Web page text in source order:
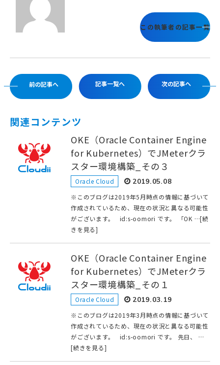
この執筆者の記事一覧
前の記事へ 記事一覧へ 次の記事へ
関連コンテンツ
OKE（Oracle Container Engine
for Kubernetes）でJMeterクラ
スター環境構築_その３
Oracle Cloud 2019.05.08
※このブログは2019年5月時点の情報に基づいて
作成されているため、現在の状況と異なる可能性
がございます。 id:s-oomori です。 「OK …[続
きを見る]
OKE（Oracle Container Engine
for Kubernetes）でJMeterクラ
スター環境構築_その１
Oracle Cloud 2019.03.19
※このブログは2019年3月時点の情報に基づいて
作成されているため、現在の状況と異なる可能性
がございます。 id:s-oomori です。 先日、 …
[続きを見る]